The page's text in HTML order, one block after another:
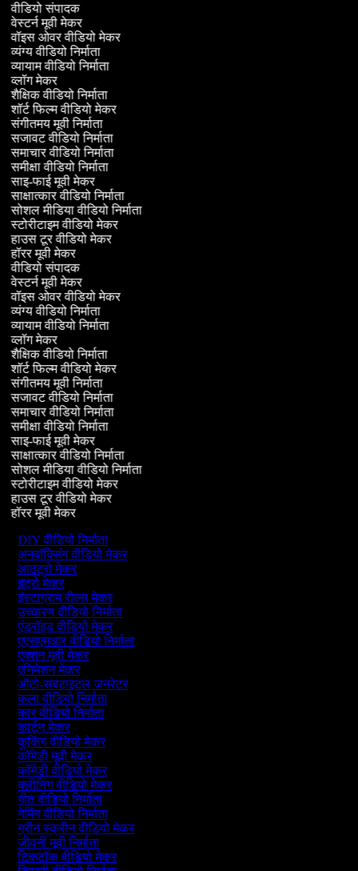
वीडियो संपादक
वेस्टर्न मूवी मेकर
वॉइस ओवर वीडियो मेकर
व्यंग्य वीडियो निर्माता
व्यायाम वीडियो निर्माता
व्लॉग मेकर
शैक्षिक वीडियो निर्माता
शॉर्ट फिल्म वीडियो मेकर
संगीतमय मूवी निर्माता
सजावट वीडियो निर्माता
समाचार वीडियो निर्माता
समीक्षा वीडियो निर्माता
साइ-फाई मूवी मेकर
साक्षात्कार वीडियो निर्माता
सोशल मीडिया वीडियो निर्माता
स्टोरीटाइम वीडियो मेकर
हाउस टूर वीडियो मेकर
हॉरर मूवी मेकर
वीडियो संपादक
वेस्टर्न मूवी मेकर
वॉइस ओवर वीडियो मेकर
व्यंग्य वीडियो निर्माता
व्यायाम वीडियो निर्माता
व्लॉग मेकर
शैक्षिक वीडियो निर्माता
शॉर्ट फिल्म वीडियो मेकर
संगीतमय मूवी निर्माता
सजावट वीडियो निर्माता
समाचार वीडियो निर्माता
समीक्षा वीडियो निर्माता
साइ-फाई मूवी मेकर
साक्षात्कार वीडियो निर्माता
सोशल मीडिया वीडियो निर्माता
स्टोरीटाइम वीडियो मेकर
हाउस टूर वीडियो मेकर
हॉरर मूवी मेकर
DIY वीडियो निर्माता
अनबॉक्सिंग वीडियो मेकर
आउट्रो मेकर
इंट्रो मेकर
इंस्टाग्राम रील्स मेकर
उच्चारण वीडियो निर्माता
एंड्रॉइड वीडियो मेकर
एएसएमआर वीडियो निर्माता
एक्शन मूवी मेकर
एनिमेशन मेकर
ऑटो-सबटाइटल जनरेटर
कला वीडियो निर्माता
कार वीडियो निर्माता
कार्टून मेकर
कुकिंग वीडियो मेकर
कॉमेडी मूवी मेकर
कॉमेडी वीडियो मेकर
क्लीनिंग वीडियो मेकर
गीत वीडियो निर्माता
गेमिंग वीडियो निर्माता
ग्रीन स्क्रीन वीडियो मेकर
जीवनी मूवी निर्माता
टिकटॉक वीडियो मेकर